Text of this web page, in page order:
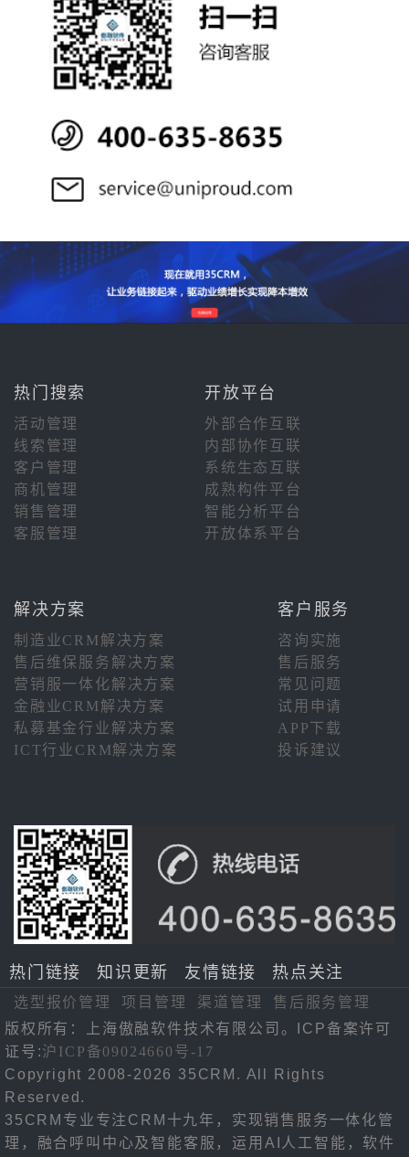
热门搜索 开放平台
活动管理
外部合作互联
线索管理
内部协作互联
客户管理
系统生态互联
商机管理
成熟构件平台
销售管理
智能分析平台
客服管理
开放体系平台
解决方案 客户服务
制造业CRM解决方案
咨询实施
售后维保服务解决方案
售后服务
营销服一体化解决方案
常见问题
金融业CRM解决方案
试用申请
私募基金行业解决方案
APP下载
ICT行业CRM解决方案
投诉建议
热门链接 知识更新 友情链接 热点关注
选型报价管理 项目管理 渠道管理
售后服务管理
版权所有：上海傲融软件技术有限公司。ICP备案许可
证号:沪ICP备09024660号-17
Copyright 2008-2026 35CRM. All Rights
Reserved.
35CRM专业专注CRM十九年，实现销售服务一体化管
理，融合呼叫中心及智能客服，运用AI人工智能，软件